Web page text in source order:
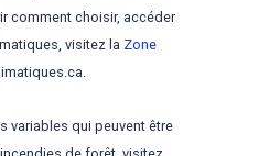
comment choisir, accéder
visitez la Zone
variables qui peuvent être